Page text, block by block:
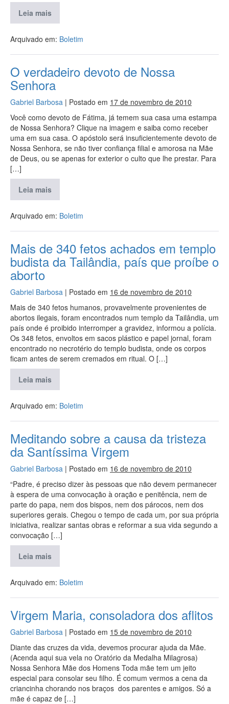
Leia mais
Arquivado em: Boletim
O verdadeiro devoto de Nossa
Senhora
Gabriel Barbosa | Postado em 17 de novembro de 2010
Você como devoto de Fátima, já temem sua casa uma estampa
de Nossa Senhora? Clique na imagem e saiba como receber
uma em sua casa. O apóstolo será insuficientemente devoto de
Nossa Senhora, se não tiver confiança filial e amorosa na Mãe
de Deus, ou se apenas for exterior o culto que lhe prestar. Para
[…]
Leia mais
Arquivado em: Boletim
Mais de 340 fetos achados em templo
budista da Tailândia, país que proíbe o
aborto
Gabriel Barbosa | Postado em 16 de novembro de 2010
Mais de 340 fetos humanos, provavelmente provenientes de
abortos ilegais, foram encontrados num templo da Tailândia, um
país onde é proibido interromper a gravidez, informou a polícia.
Os 348 fetos, envoltos em sacos plástico e papel jornal, foram
encontrado no necrotério do templo budista, onde os corpos
ficam antes de serem cremados em ritual. O […]
Leia mais
Arquivado em: Boletim
Meditando sobre a causa da tristeza
da Santíssima Virgem
Gabriel Barbosa | Postado em 16 de novembro de 2010
“Padre, é preciso dizer às pessoas que não devem permanecer
à espera de uma convocação à oração e penitência, nem de
parte do papa, nem dos bispos, nem dos párocos, nem dos
superiores gerais. Chegou o tempo de cada um, por sua própria
iniciativa, realizar santas obras e reformar a sua vida segundo a
convocação […]
Leia mais
Arquivado em: Boletim
Virgem Maria, consoladora dos aflitos
Gabriel Barbosa | Postado em 15 de novembro de 2010
Diante das cruzes da vida, devemos procurar ajuda da Mãe.
(Acenda aqui sua vela no Oratório da Medalha Milagrosa)
Nossa Senhora Mãe dos Homens Toda mãe tem um jeito
especial para consolar seu filho. É comum vermos a cena da
criancinha chorando nos braços dos parentes e amigos. Só a
mãe é capaz de […]